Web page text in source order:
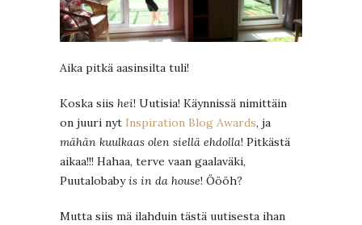
Aika pitkä aasinsilta tuli!
Koska siis hei! Uutisia! Käynnissä nimittäin
on juuri nyt Inspiration Blog Awards, ja
mähän kuulkaas olen siellä ehdolla! Pitkästä
aikaa!!! Hahaa, terve vaan gaalaväki,
Puutalobabyis in da house! Öööh?
Mutta siis mä ilahduin tästä uutisesta ihan